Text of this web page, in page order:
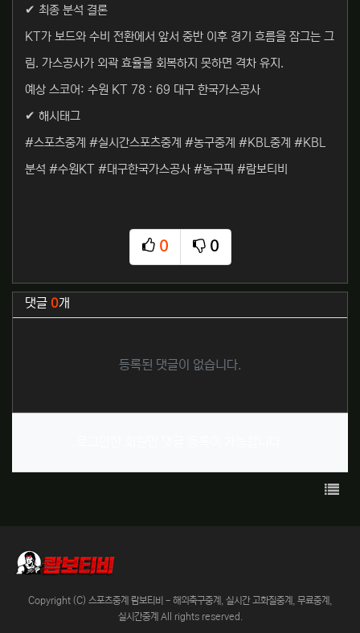
✔ 최종 분석 결론
KT가 보드와 수비 전환에서 앞서 중반 이후 경기 흐름을 잠그는 그
림. 가스공사가 외곽 효율을 회복하지 못하면 격차 유지.
예상 스코어: 수원 KT 78 : 69 대구 한국가스공사
✔ 해시태그
#스포츠중계 #실시간스포츠중계 #농구중계 #KBL중계 #KBL
분석 #수원KT #대구한국가스공사 #농구픽 #람보티비
0
추천
0
비추천
관련자료
댓글 0개
등록된 댓글이 없습니다.
목록
Copyright (C) 스포츠중계 람보티비 - 해외축구중계, 실시간 고화질중계, 무료중계,
실시간중계 All rights reserved.